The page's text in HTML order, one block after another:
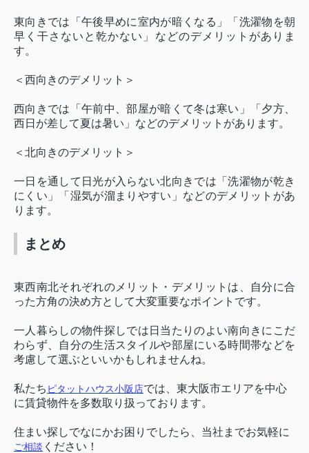
東向きでは「午後早めに室内が暗くなる」「洗濯物を朝
早く干さないと乾かない」などのデメリットがありま
す。
＜西向きのデメリット＞
西向きでは「午前中、部屋が暗くて冬は寒い」「夕方、
西日が差して夏は暑い」などのデメリットがあります。
＜北向きのデメリット＞
一日を通して日光が入らない北向きでは「洗濯物が乾き
にくい」「湿気が溜まりやすい」などのデメリットがあ
ります。
まとめ
東西南北それぞれのメリット・デメリットは、自分に合
った方角の決め方として大変重要なポイントです。
一人暮らしの物件探しでは日当たりのよい南向きにこだ
わらず、自分の生活スタイルや部屋にいる時間帯などを
考慮して選ぶといいかもしれませんね。
私たち ピタットハウス小阪店では、東大阪市エリアを中心
に賃貸物件を多数取り扱っております。
住まい探しでなにかお困りでしたら、当社までお気軽に
ご相談 ください！